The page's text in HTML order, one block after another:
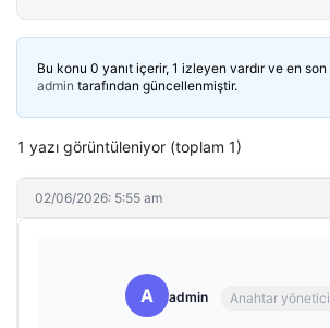
Bu konu 0 yanıt içerir, 1 izleyen vardır ve en son
admin tarafından güncellenmiştir.
1 yazı görüntüleniyor (toplam 1)
02/06/2026: 5:55 am
A admin Anahtar yönetici